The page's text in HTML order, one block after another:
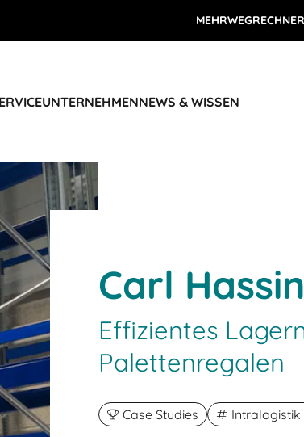
MEHRWEGRECHNER
UNTERNEHMENNEWS & WISSEN
Carl
Effizientes
Palettenregalen
Case Studies Intralogistik